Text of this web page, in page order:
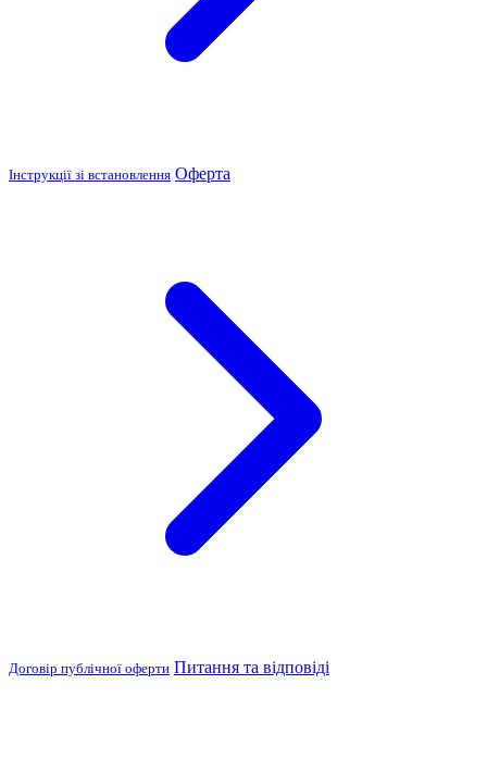
Інструкції зі встановлення Оферта
Договір публічної оферти Питання та відповіді